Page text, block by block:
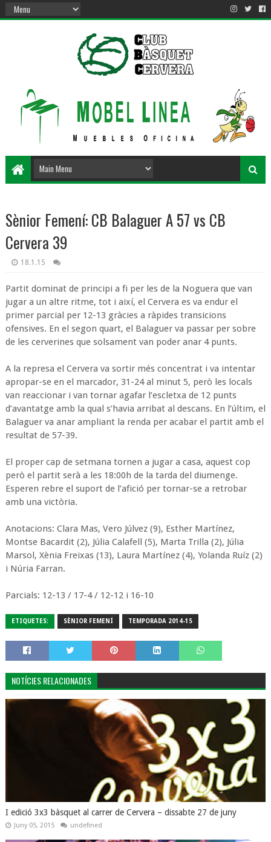
Sènior Femení: CB Balaguer A 57 vs CB
Cervera 39
18.1.15
Partit dominat de principi a fi per les de la Noguera que van
jugar a un altre ritme, tot i així, el Cervera es va endur el
primer parcial per 12-13 gràcies a ràpides transicions
ofensives. En el segon quart, el Balaguer va passar per sobre
de les cerverines que solsament van poder anar 4 punts.
A la represa el Cervera va sortir més concentrat i va intentar
apropar-se en el marcador, 31-24 al minut 5, però les locals
van reaccionar i van tornar agafar l’escletxa de 12 punts
d’avantatge amb la qual s’havia arribat al descans. En l’últim, el
Balaguer va anar ampliant la renda per acabar el partit amb el
resultat de 57-39.
El proper cap de setmana tornen a jugar a casa, aquest cop
però el partit serà a les 18:00h de la tarda del diumenge.
Esperen rebre el suport de l’afició per tornar-se a retrobar
amb una victòria.
Anotacions: Clara Mas, Vero Júlvez (9), Esther Martínez,
Montse Bacardit (2), Júlia Calafell (5), Marta Trilla (2), Júlia
Marsol, Xènia Freixas (13), Laura Martínez (4), Yolanda Ruíz (2)
i Núria Farran.
Parcials: 12-13 / 17-4 / 12-12 i 16-10
ETIQUETES: SÈNIOR FEMENÍ TEMPORADA 2014-15
NOTÍCIES RELACIONADES
I edició 3x3 bàsquet al carrer de Cervera – dissabte 27 de juny
Juny 05, 2015 undefined